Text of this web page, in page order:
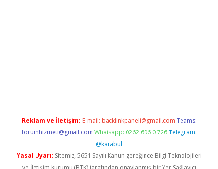
Reklam ve İletişim: E-mail: backlinkpaneli@gmail.com Teams:
forumhizmeti@gmail.com Whatsapp: 0262 606 0 726 Telegram:
@karabul
Yasal Uyarı: Sitemiz, 5651 Sayılı Kanun gereğince Bilgi Teknolojileri
ve İletişim Kurumu (BTK) tarafından onaylanmış bir Yer Sağlayıcı